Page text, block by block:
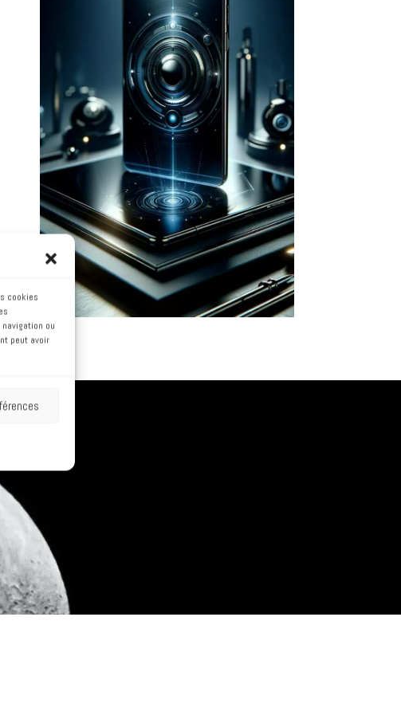
cookies
ou
peut avoir
Développer de
nouvelles solutions
digitales
La technologie actuelle est
capable de répondre à de
nombreux besoins. Encore faut-il
la maîtriser. Nous vous
apportons toutes nos
compétences pour en faire un
allier.